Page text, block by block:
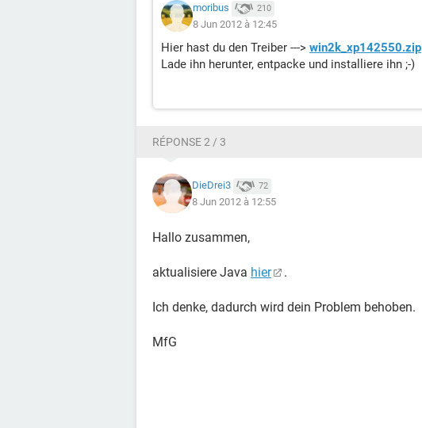
moribus 210
8 Jun 2012 à 12:45
Hier hast du den Treiber ---> win2k_xp142550.zip
Lade ihn herunter, entpacke und installiere ihn ;-)
RÉPONSE 2 / 3
DieDrei3 72
8 Jun 2012 à 12:55
Hallo zusammen,
aktualisiere Java hier .
Ich denke, dadurch wird dein Problem behoben.
MfG